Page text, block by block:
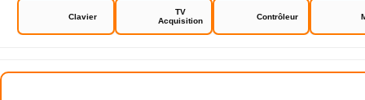
Clavier
TV
Acquisition
Contrôleur
Kodak Alaris